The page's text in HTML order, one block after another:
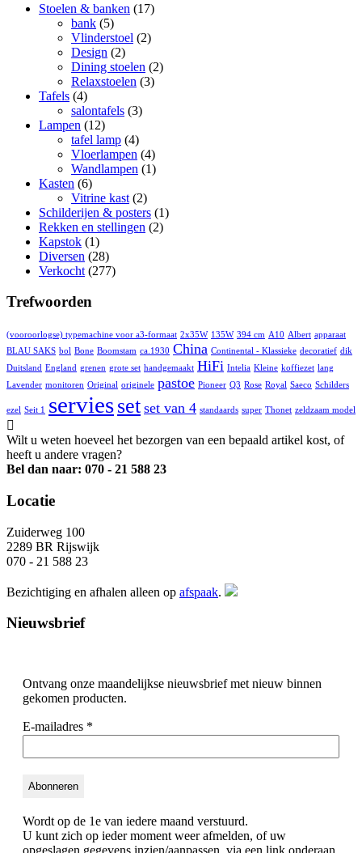
Stoelen & banken (17)
bank (5)
Vlinderstoel (2)
Design (2)
Dining stoelen (2)
Relaxstoelen (3)
Tafels (4)
salontafels (3)
Lampen (12)
tafel lamp (4)
Vloerlampen (4)
Wandlampen (1)
Kasten (6)
Vitrine kast (2)
Schilderijen & posters (1)
Rekken en stellingen (2)
Kapstok (1)
Diversen (28)
Verkocht (277)
Trefwoorden
(vooroorlogse) typemachine voor a3-formaat 2x35W 135W 394 cm A10 Albert apparaat
BLAU SAKS bol Bone Boomstam ca.1930 China Continental - Klassieke decoratief dik
Duitsland England grenen grote set handgemaakt HiFi Intelia Kleine koffiezet lang
Lavender monitoren Original originele pastoe Pioneer Q3 Rose Royal Saeco Schilders
ezel Seit 1 serviesset set van 4 standaards super Thonet zeldzaam model
Wilt u weten hoeveel het bezorgen van een bepaald artikel kost, of
heeft u andere vragen?
Bel dan naar: 070 - 21 588 23
Locatie
Zuiderweg 100
2289 BR Rijswijk
070 - 21 588 23
Bezichtiging en afhalen alleen op afspaak.
Nieuwsbrief
Ontvang onze maandelijkse nieuwsbrief met nieuw binnen
gekomen producten.
E-mailadres *
Wordt op de 1e van iedere maand verstuurd.
U kunt zich op ieder moment weer afmelden, of uw
opgeslagen gegevens inzien/aanpassen, via een link onderaan